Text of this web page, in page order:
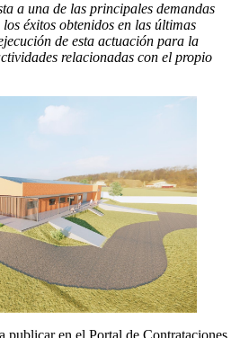
a una de las principales demandas
éxitos obtenidos en las últimas
de esta actuación para la
relacionadas con el propio
publicar en el Portal de Contrataciones